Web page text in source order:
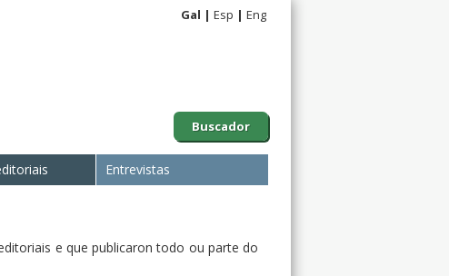
Buscador
Gal Esp Eng
Entrevistas
e que publicaron todo ou parte do